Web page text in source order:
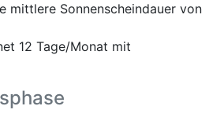
mittlere Sonnenscheindauer von
12 Tage/Monat mit